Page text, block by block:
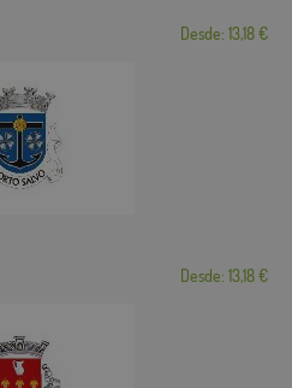
Desde: 13,18 €
Desde: 13,18 €